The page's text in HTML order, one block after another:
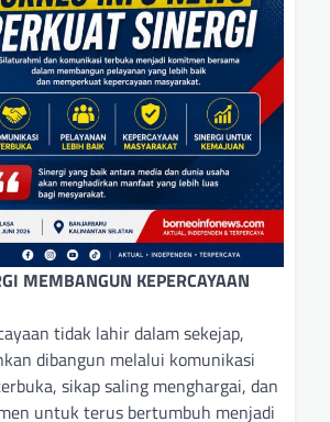
MEMBANGUN KEPERCAYAAN
tidak lahir dalam sekejap,
dibangun melalui komunikasi
sikap saling menghargai, dan
untuk terus bertumbuh menjadi